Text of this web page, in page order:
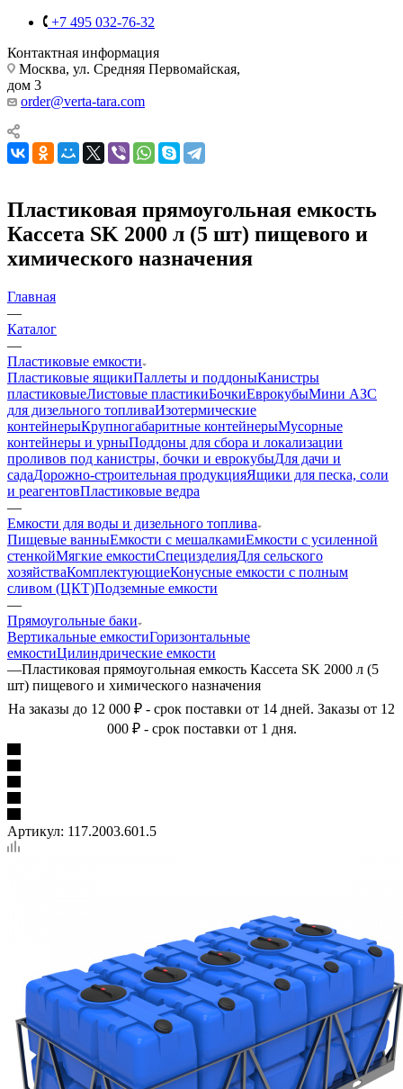
+7 495 032-76-32
Контактная информация
Москва, ул. Средняя Первомайская,
дом 3
order@verta-tara.com
Пластиковая прямоугольная емкость
Кассета SK 2000 л (5 шт) пищевого и
химического назначения
Главная
—
Каталог
—
Пластиковые емкости
Пластиковые ящикиПаллеты и поддоныКанистры
пластиковыеЛистовые пластикиБочкиЕврокубыМини АЗС
для дизельного топливаИзотермические
контейнерыКрупногабаритные контейнерыМусорные
контейнеры и урныПоддоны для сбора и локализации
проливов под канистры, бочки и еврокубыДля дачи и
садаДорожно-строительная продукцияЯщики для песка, соли
и реагентовПластиковые ведра
—
Емкости для воды и дизельного топлива
Пищевые ванныЕмкости с мешалкамиЕмкости с усиленной
стенкойМягкие емкостиСпецизделияДля сельского
хозяйстваКомплектующиеКонусные емкости с полным
сливом (ЦКТ)Подземные емкости
—
Прямоугольные баки
Вертикальные емкостиГоризонтальные
емкостиЦилиндрические емкости
—Пластиковая прямоугольная емкость Кассета SK 2000 л (5
шт) пищевого и химического назначения
На заказы до 12 000 ₽ - срок поставки от 14 дней. Заказы от 12
000 ₽ - срок поставки от 1 дня.
Артикул: 117.2003.601.5